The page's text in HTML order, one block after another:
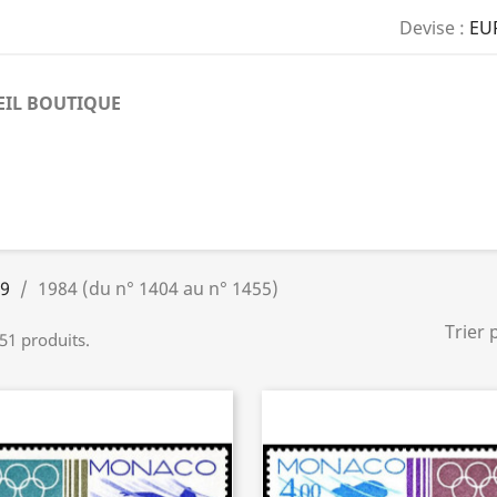
Devise :
BOUTIQUE
1984 (du n° 1404 au n° 1455)
produits.
Trier